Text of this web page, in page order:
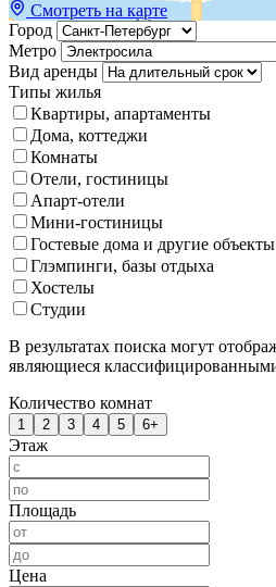
Смотреть на карте
Город
Метро
Вид аренды
Типы жилья
Квартиры, апартаменты
Дома, коттеджи
Комнаты
Отели, гостиницы
Апарт-отели
Мини-гостиницы
Гостевые дома и другие объекты
Глэмпинги, базы отдыха
Хостелы
Студии
В результатах поиска могут
являющиеся
Количество комнат
1 2 3 4 5 6+
Этаж
Площадь
Цена